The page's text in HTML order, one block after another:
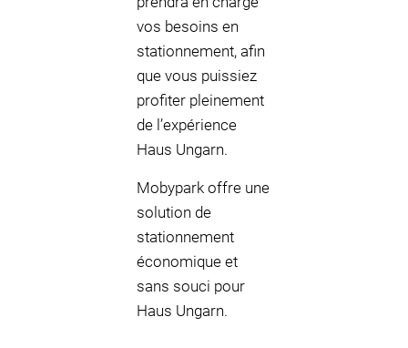
vos besoins en
stationnement, afin
que vous puissiez
profiter pleinement
de l’expérience
Haus Ungarn.
Mobypark offre une
solution de
stationnement
économique et
sans souci pour
Haus Ungarn.